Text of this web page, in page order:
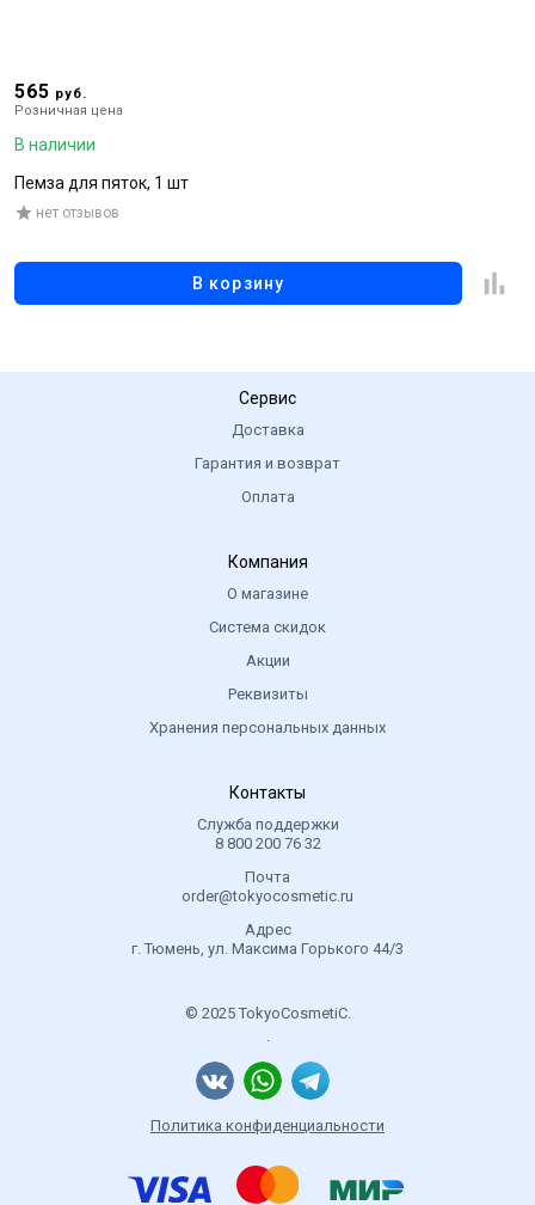
565 руб.
Розничная цена
В наличии
Пемза для пяток, 1 шт
нет отзывов
В корзину
Сервис
Доставка
Гарантия и возврат
Оплата
Компания
О магазине
Система скидок
Акции
Реквизиты
Хранения персональных данных
Контакты
Служба поддержки
8 800 200 76 32
Почта
order@tokyocosmetic.ru
Адрес
г. Тюмень, ул. Максима Горького 44/3
© 2025 TokyoCosmetiC.
.
Политика конфиденциальности